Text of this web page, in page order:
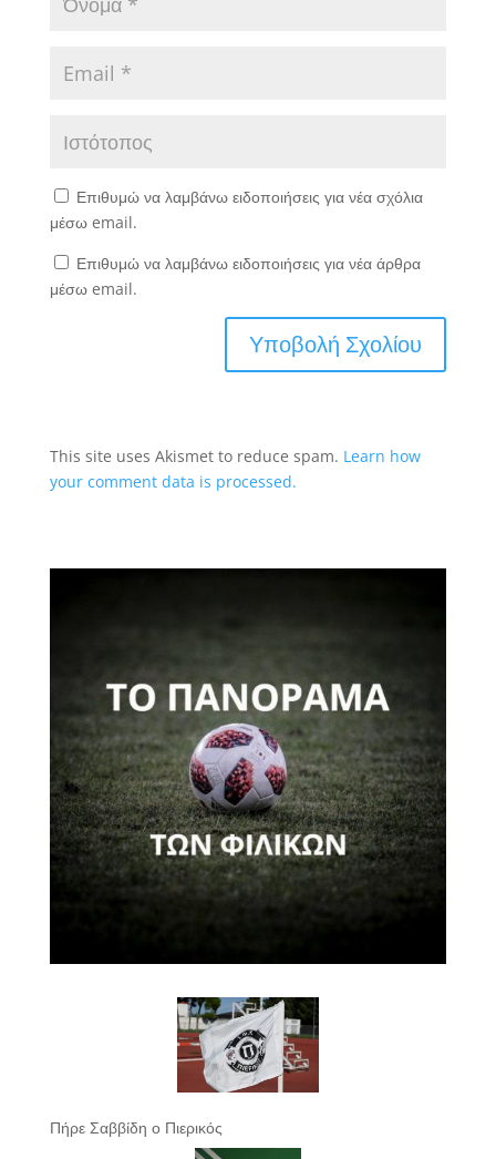
Επιθυμώ να λαμβάνω ειδοποιήσεις για νέα σχόλια
μέσω email.
Επιθυμώ να λαμβάνω ειδοποιήσεις για νέα άρθρα
μέσω email.
This site uses Akismet to reduce spam. Learn how
your comment data is processed.
Πήρε Σαββίδη ο Πιερικός